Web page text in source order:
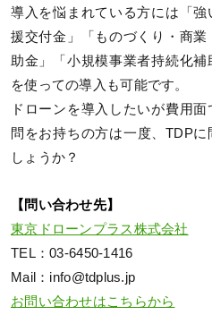
導入を悩まれている方には「
援交付金」「ものづくり・商
助金」「小規模事業者持続化
を使っての導入も可能です。
ドローンを導入したいが費用
問をお持ちの方は一度、TDP
しょうか？
【問い合わせ先】
東京ドローンプラス株式会社
TEL：03-6450-1416
Mail：info@tdplus.jp
お問い合わせはこちらから